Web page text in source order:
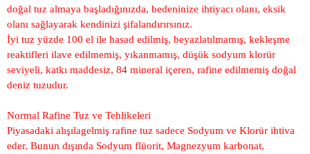
doğal tuz almaya başladığınızda, bedeninize ihtiyacı olanı, eksik
olanı sağlayarak kendinizi şifalandırırsınız.
İyi tuz yüzde 100 el ile hasad edilmiş, beyazlatılmamış, kekleşme
reaktifleri ilave edilmemiş, yıkanmamış, düşük sodyum klorür
seviyeli, katkı maddesiz, 84 mineral içeren, rafine edilmemiş doğal
deniz tuzudur.
Normal Rafine Tuz ve Tehlikeleri
Piyasadaki alışılagelmiş rafine tuz sadece Sodyum ve Klorür ihtiva
eder. Bunun dışında Sodyum flüorit, Magnezyum karbonat,